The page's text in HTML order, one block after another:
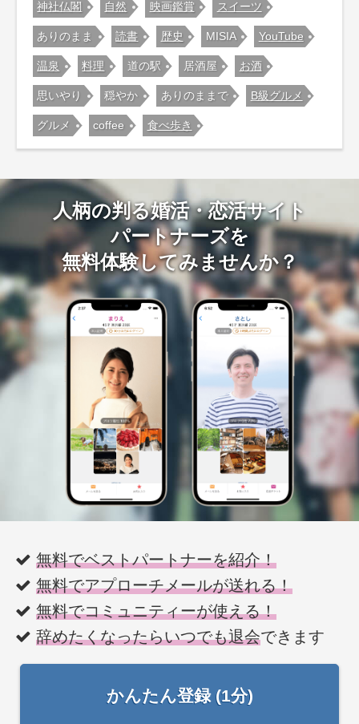
神社仏閣 自然 映画鑑賞 スイーツ
ありのまま 読書 歴史 MISIA YouTube
温泉 料理 道の駅 居酒屋 お酒
思いやり 穏やか ありのままで B級グルメ
グルメ coffee 食べ歩き
人柄の判る婚活・恋活サイト
パートナーズを
無料体験してみませんか？
無料でベストパートナーを紹介！
無料でアプローチメールが送れる！
無料でコミュニティーが使える！
辞めたくなったらいつでも退会できます
かんたん登録 (1分)